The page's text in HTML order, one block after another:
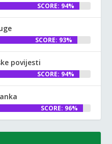
SCORE: 94%
SCORE: 93%
povijesti
SCORE: 94%
SCORE: 96%